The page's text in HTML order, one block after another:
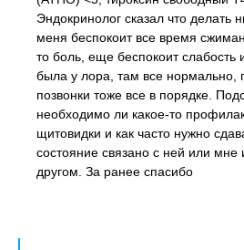
Эндокринолог сказал что делать
меня беспокоит все время
то боль, еще беспокоит слабость
была у лора, там все нормально,
позвонки тоже все в порядке.
необходимо ли какое-то
щитовидки и как часто нужно
состояние связано с ней или мне
другом. За ранее спасибо